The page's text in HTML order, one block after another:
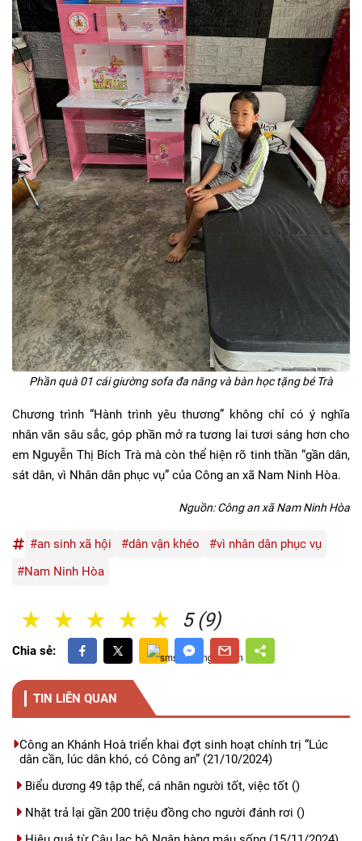
Phần quà 01 cái giường sofa đa năng và bàn học tặng bé Trà
Chương trình “Hành trình yêu thương” không chỉ có ý nghĩa
nhân văn sâu sắc, góp phần mở ra tương lai tươi sáng hơn cho
em Nguyễn Thị Bích Trà mà còn thể hiện rõ tinh thần “gần dân,
sát dân, vì Nhân dân phục vụ” của Công an xã Nam Ninh Hòa.
Nguồn: Công an xã Nam Ninh Hòa
#an sinh xã hội #dân vận khéo
#vì nhân dân phục vụ
#Nam Ninh Hòa
5 (9)
5 Sao
4 Sao
3 Sao
2 Sao
1 Sao
Chia sẻ:
TIN LIÊN QUAN
Công an Khánh Hoà triển khai đợt sinh hoạt chính trị “Lúc
dân cần, lúc dân khó, có Công an” (21/10/2024)
Biểu dương 49 tập thể, cá nhân người tốt, việc tốt ()
Nhặt trả lại gần 200 triệu đồng cho người đánh rơi ()